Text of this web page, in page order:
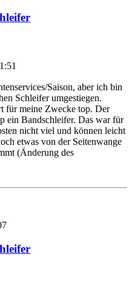
Saison, aber ich bin
Schleifer umgestiegen.
für meine Zwecke top. Der
ein Bandschleifer. Das war für
nicht viel und können leicht
etwas von der Seitenwange
(Änderung des